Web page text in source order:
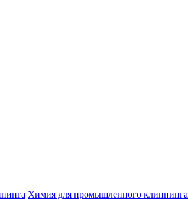
Химия для промышленного клиннинга